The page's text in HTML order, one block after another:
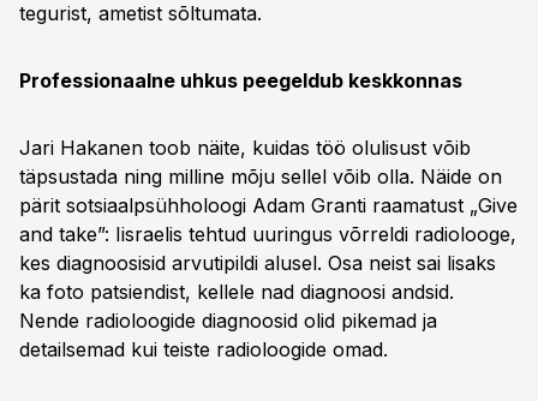
tegurist, ametist sõltumata.
Professionaalne uhkus peegeldub keskkonnas
Jari Hakanen toob näite, kuidas töö olulisust võib
täpsustada ning milline mõju sellel võib olla. Näide on
pärit sotsiaalpsühholoogi Adam Granti raamatust „Give
and take”: Iisraelis tehtud uuringus võrreldi radiolooge,
kes diagnoosisid arvutipildi alusel. Osa neist sai lisaks
ka foto patsiendist, kellele nad diagnoosi andsid.
Nende radioloogide diagnoosid olid pikemad ja
detailsemad kui teiste radioloogide omad.